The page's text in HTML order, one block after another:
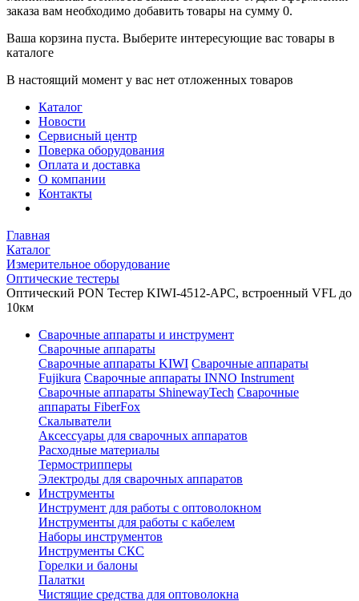
заказа вам необходимо добавить товары на сумму 0.
Ваша корзина пуста. Выберите интересующие вас товары в
каталоге
В настоящий момент у вас нет отложенных товаров
Каталог
Новости
Сервисный центр
Поверка оборудования
Оплата и доставка
О компании
Контакты
Главная
Каталог
Измерительное оборудование
Оптические тестеры
Оптический PON Тестер KIWI-4512-APC, встроенный VFL до
10км
Сварочные аппараты и инструмент
Сварочные аппараты
Сварочные аппараты KIWI Сварочные аппараты
Fujikura Сварочные аппараты INNO Instrument
Сварочные аппараты ShinewayTech Cварочные
аппараты FiberFox
Скалыватели
Аксессуары для сварочных аппаратов
Расходные материалы
Термострипперы
Электроды для сварочных аппаратов
Инструменты
Инструмент для работы с оптоволокном
Инструменты для работы с кабелем
Наборы инструментов
Инструменты СКС
Горелки и балоны
Палатки
Чистящие средства для оптоволокна